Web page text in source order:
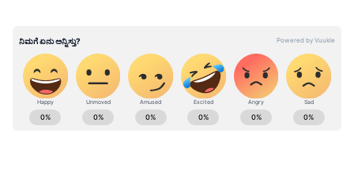
ಅಯೋಧ್ಯೆ ರಾಮ ಮಂದಿರಕ್ಕಾಗಿ 8 ಅಡಿಯ ಬಾಲರಾಮನ
ವಿಗ್ರಹ ಕೆತ್ತನೆ ಮುಗಿಸಿದ ಮೈಸೂರಿನ ಅರುಣ್‌
ABOUT THE AUTHOR